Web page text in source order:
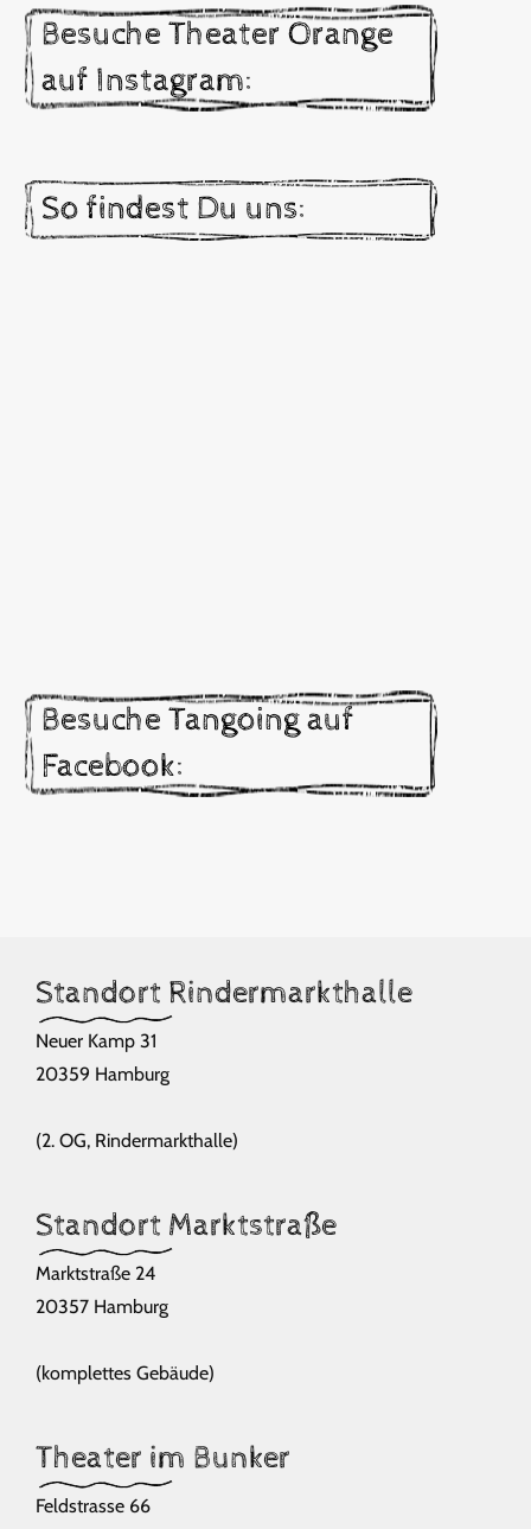
Besuche Theater Orange
auf Instagram:
So findest Du uns:
Besuche Tangoing auf
Facebook:
Standort Rindermarkthalle
Neuer Kamp 31
20359 Hamburg
(2. OG, Rindermarkthalle)
Standort Marktstraße
Marktstraße 24
20357 Hamburg
(komplettes Gebäude)
Theater im Bunker
Feldstrasse 66